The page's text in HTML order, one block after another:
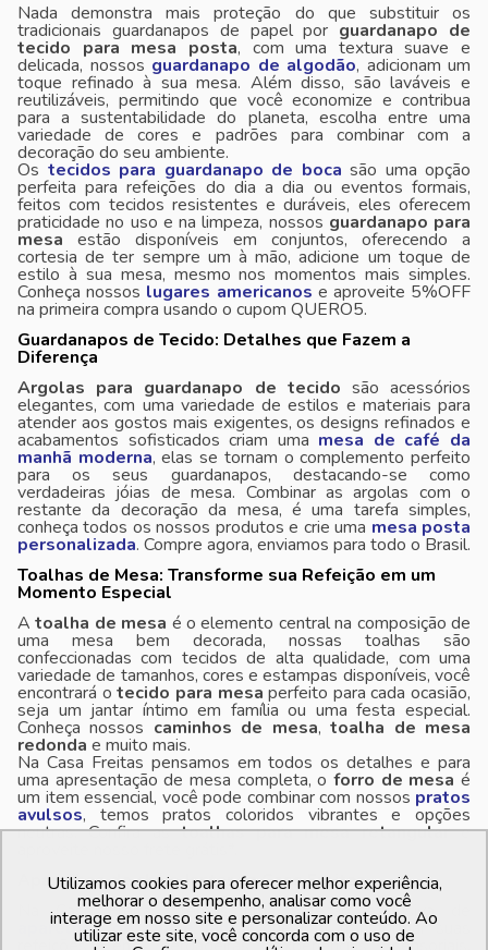
Nada demonstra mais proteção do que substituir os
tradicionais guardanapos de papel por guardanapo de
tecido para mesa posta, com uma textura suave e
delicada, nossos guardanapo de algodão, adicionam um
toque refinado à sua mesa. Além disso, são laváveis ​​e
reutilizáveis, permitindo que você economize e contribua
para a sustentabilidade do planeta, escolha entre uma
variedade de cores e padrões para combinar com a
decoração do seu ambiente.
Os tecidos para guardanapo de boca são uma opção
perfeita para refeições do dia a dia ou eventos formais,
feitos com tecidos resistentes e duráveis, eles oferecem
praticidade no uso e na limpeza, nossos guardanapo para
mesa estão disponíveis em conjuntos, oferecendo a
cortesia de ter sempre um à mão, adicione um toque de
estilo à sua mesa, mesmo nos momentos mais simples.
Conheça nossos lugares americanos e aproveite 5%OFF
na primeira compra usando o cupom QUERO5.
Guardanapos de Tecido: Detalhes que Fazem a
Diferença
Argolas para guardanapo de tecido são acessórios
elegantes, com uma variedade de estilos e materiais para
atender aos gostos mais exigentes, os designs refinados e
acabamentos sofisticados criam uma mesa de café da
manhã moderna, elas se tornam o complemento perfeito
para os seus guardanapos, destacando-se como
verdadeiras jóias de mesa. Combinar as argolas com o
restante da decoração da mesa, é uma tarefa simples,
conheça todos os nossos produtos e crie uma mesa posta
personalizada. Compre agora, enviamos para todo o Brasil.
Toalhas de Mesa: Transforme sua Refeição em um
Momento Especial
Atoalha de mesa é o elemento central na composição de
uma mesa bem decorada, nossas toalhas são
confeccionadas com tecidos de alta qualidade, com uma
variedade de tamanhos, cores e estampas disponíveis, você
encontrará otecido para mesa perfeito para cada ocasião,
seja um jantar íntimo em família ou uma festa especial.
Conheça nossos caminhos de mesa,toalha de mesa
redonda e muito mais.
Na Casa Freitas pensamos em todos os detalhes e para
uma apresentação de mesa completa, o forro de mesa é
um item essencial, você pode combinar com nossos pratos
avulsos, temos pratos coloridos vibrantes e opções
neutras. Confira astoalhas para mesa retangulare
Aparelhos de chá e Jantar na Casa Freitas
Na Casa Freitas, temos uma seleção exclusiva de
aparelhos de chá e jantarque irão transformar suas
Utilizamos cookies para oferecer melhor experiência,
melhorar o desempenho, analisar como você
interage em nosso site e personalizar conteúdo. Ao
utilizar este site, você concorda com o uso de